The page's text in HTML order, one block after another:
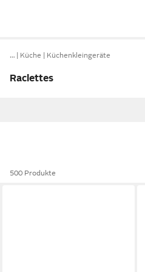
… Küche Küchenkleingeräte
Raclettes
500 Produkte